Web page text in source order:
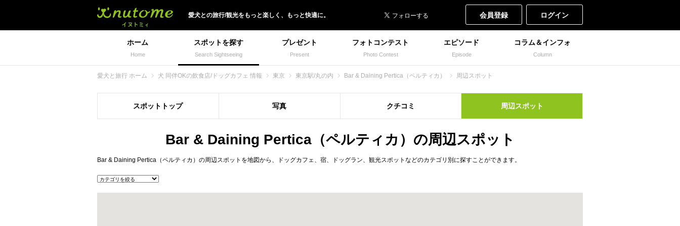
愛犬との旅行/観光をもっと楽しく、 もっと快適に。 会員登録 ログイン
ホーム
Home
スポットを探す
Search Sightseeing
プレゼント
Present
フォトコンテスト
Photo Contest
エピソード
Episode
コラム＆インフォ
Column
愛犬と旅行 ホーム 犬 同伴OKの飲食店/ドッグカフェ 情報 東京 東京駅/丸の内 Bar & Daining Pertica（ペルティカ） 周辺スポット
スポット トップ 写真 クチコミ 周辺 スポット
Bar & Daining Pertica（ペルティカ）の周辺スポット
Bar & Daining Pertica（ペルティカ）の周辺スポットを地図から、ドッグカフェ、宿、ドッグラン、観光スポットなどのカテゴリ別に探すことができます。